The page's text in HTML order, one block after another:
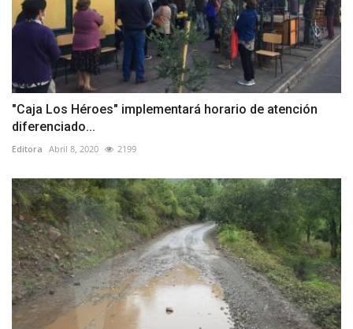
"Caja Los Héroes" implementará horario de atención
diferenciado...
Editora Abril 8, 2020 2199